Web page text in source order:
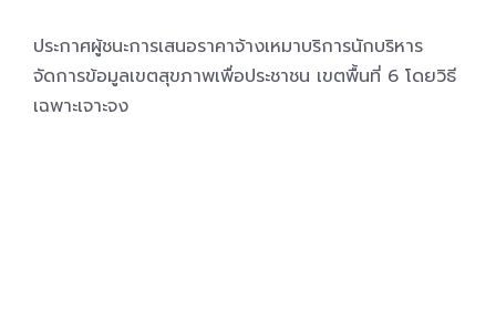
ประกาศผู้ชนะการเสนอราคาจ้างเหมาบริการนักบริหาร
จัดการข้อมูลเขตสุขภาพเพื่อประชาชน เขตพื้นที่ 6 โดยวิธี
เฉพาะเจาะจง